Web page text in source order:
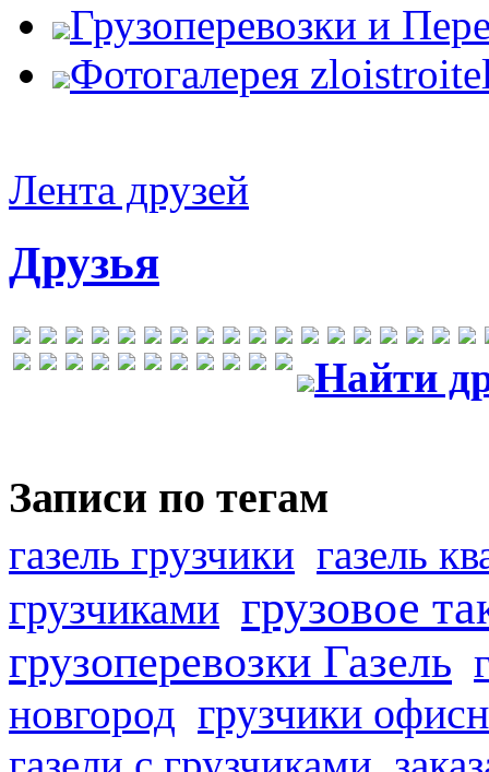
Грузоперевозки и
Фотогалерея
Лента друзей
Друзья
Найти
Записи по тегам
газель грузчики газель
грузчиками грузовое
грузоперевозки Газель
новгород грузчики